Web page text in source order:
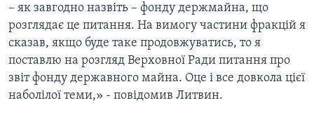
– як завгодно назвіть – фонду держмайна, що
розглядає це питання. На вимогу частини фракцій я
сказав, якщо буде таке продовжуватись, то я
поставлю на розгляд Верховної Ради питання про
звіт фонду державного майна. Оце і все довкола цієї
наболілої теми,» - повідомив Литвин.